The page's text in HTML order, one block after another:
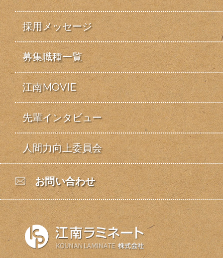
採用メッセージ
募集職種一覧
江南MOVIE
先輩インタビュー
人間力向上委員会
お問い合わせ